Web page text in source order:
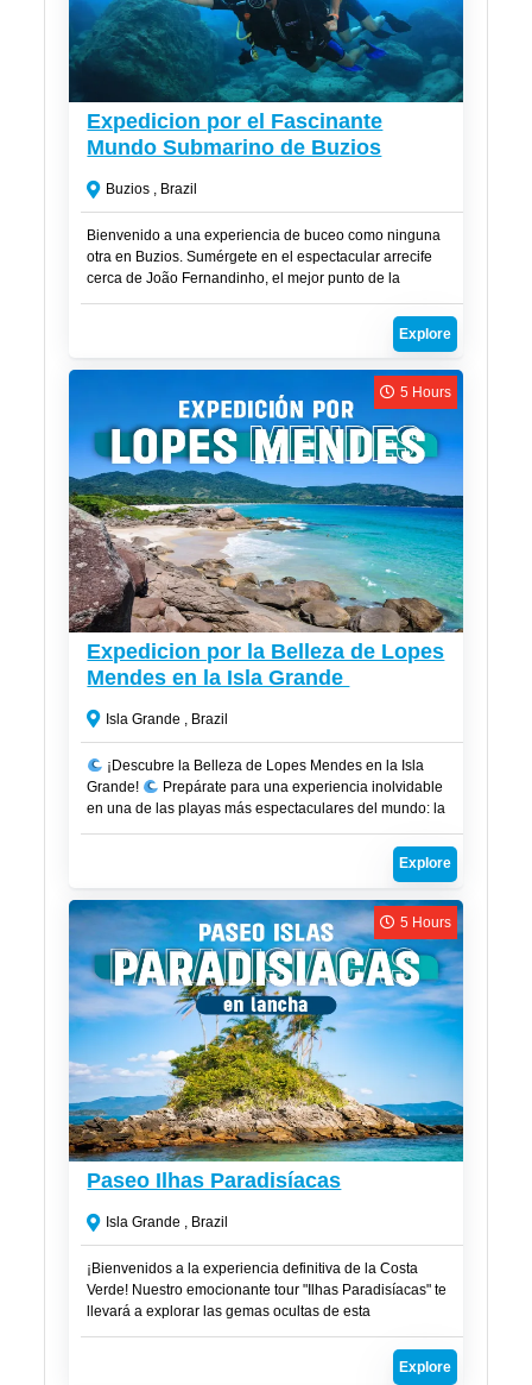
R$ 310
Expedicion por el Fascinante
Mundo Submarino de Buzios
Buzios , Brazil
Bienvenido a una experiencia de buceo como ninguna
otra en Buzios. Sumérgete en el espectacular arrecife
cerca de João Fernandinho, el mejor punto de la
península de Buzios, y descubre un mundo submarino
Explore
R$100
5 Hours
Expedicion por la Belleza de Lopes
Mendes en la Isla Grande
Isla Grande , Brazil
¡Descubre la Belleza de Lopes Mendes en la Isla
Grande!
Prepárate para una experiencia inolvidable
en una de las playas más espectaculares del mundo: la
Playa de Lopes Mendes, ubicada en la mágica Isla
Grande. Combina naturaleza y tranquilidad en un
entorno paradisíaco diseñado para que solo tengas que
relajarte y disfrutar.
Explore
R$220
5 Hours
Paseo Ilhas Paradisíacas
Isla Grande , Brazil
¡Bienvenidos a la experiencia definitiva de la Costa
Verde! Nuestro emocionante tour "Ilhas Paradisíacas" te
llevará a explorar las gemas ocultas de esta
impresionante región costera de Brasil. Prepárate para
descubrir playas de arena blanca, aguas cristalinas
repletas de vida marina y lugares que parecen sacados
Explore